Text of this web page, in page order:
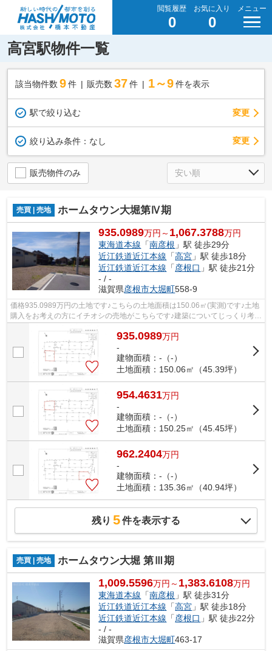
閲覧履歴
0
お気に入り
0
メニュー
高宮駅物件一覧
該当物件数 9件 販売数 37 件 1～9 件を表示
駅で絞り込む 変更
絞り込み条件： なし 変更
販売物件のみ
売買 | 売地 ホームタウン大堀第Ⅳ期
935.0989万円～ 1,067.3788万円
東海道本線 「南彦根 」駅 徒歩29分
近江鉄道近江本線 「高宮 」駅 徒歩18分
近江鉄道近江本線 「彦根口 」駅 徒歩21分
- / -
滋賀県彦根市大堀町558-9
価格935.0989万円の土地です♪こちらの土地面積は150.06㎡(実測)です♪土地
購入をお考えの方にイチオシの売地がこちらです♪建築についてじっくり考え
935.0989万円
-
建物面積：-（-）
土地面積：150.06㎡（45.39坪）
954.4631万円
-
建物面積：-（-）
土地面積：150.25㎡（45.45坪）
962.2404万円
-
建物面積：-（-）
土地面積：135.36㎡（40.94坪）
残り 5件を表示する
売買 | 売地 ホームタウン大堀 第Ⅲ期
1,009.5596万円～ 1,383.6108万円
東海道本線 「南彦根 」駅 徒歩31分
近江鉄道近江本線 「高宮 」駅 徒歩18分
近江鉄道近江本線 「彦根口 」駅 徒歩22分
- / -
滋賀県彦根市大堀町463-17